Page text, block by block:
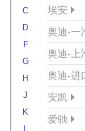
C
D
F
G
H
J
K
埃安
奥迪-一
奥迪-上
奥迪-进
安凯
爱驰